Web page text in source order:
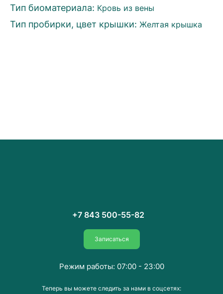
Тип биоматериала: Кровь из вены
Тип пробирки, цвет крышки: Желтая крышка
+7 843 500-55-82
Записаться
Теперь вы можете следить за нами в соцсетях:
Режим работы: 07:00 - 23:00